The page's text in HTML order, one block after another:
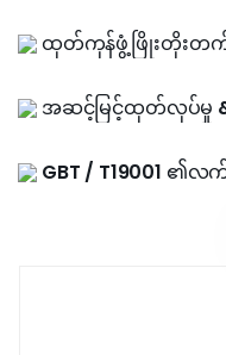
ထုတ်ကုန်ဖွံ့ဖြိုးတိုးတ
အဆင့်မြင့်ထုတ်လုပ်မှု &
GBT / T19001 ၏